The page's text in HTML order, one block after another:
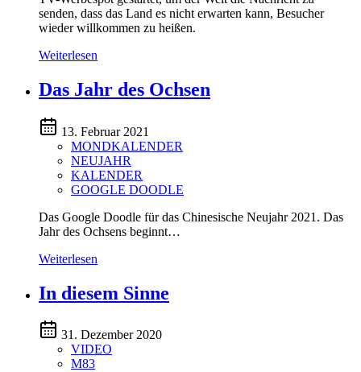
senden, dass das Land es nicht erwarten kann, Besucher
wieder willkommen zu heißen.
Weiterlesen
Das Jahr des Ochsen
13. Februar 2021
MONDKALENDER
NEUJAHR
KALENDER
GOOGLE DOODLE
Das Google Doodle für das Chinesische Neujahr 2021. Das
Jahr des Ochsens beginnt…
Weiterlesen
In diesem Sinne
31. Dezember 2020
VIDEO
M83